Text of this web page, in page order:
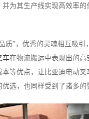
并为其生产线实现高效率的
质”，优秀的灵魂相互吸引
车在物流搬运中表现出的高
本等优点，让比亚迪电动叉
选，也同样受到了诸多的